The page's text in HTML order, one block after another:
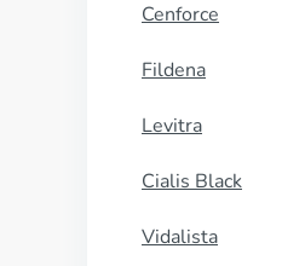
Cenforce
Fildena
Levitra
Cialis Black
Vidalista